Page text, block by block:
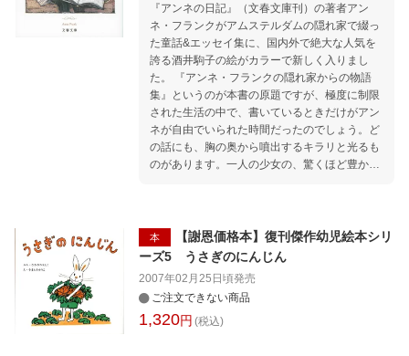
『アンネの日記』（文春文庫刊）の著者アン
ネ・フランクがアムステルダムの隠れ家で綴っ
た童話&エッセイ集に、国内外で絶大な人気を
誇る酒井駒子の絵がカラーで新しく入りまし
た。 『アンネ・フランクの隠れ家からの物語
集』というのが本書の原題ですが、極度に制限
された生活の中で、書いているときだけがアン
ネが自由でいられた時間だったのでしょう。ど
の話にも、胸の奥から噴出するキラリと光るも
のがあります。一人の少女の、驚くほど豊かな
世界に足を踏み入れてみてください。 可愛い装
丁で生まれ変わったこの小さな絵本を、贈りも
のにもどうぞ。 ◎目次より カーチェ 管理人の
一家 エファの見た夢 パウラの飛行機旅行 カト
リーン 花売り娘 守護の天使 恐怖 かしこい小人
小熊のブラーリーの冒険 妖精 リーク ヨーケー
本
【謝恩価格本】復刊傑作幼児絵本シリ
ーズ5 うさぎのにんじん
2007年02月25日頃発売
ご注文できない商品
1,320円 (税込)